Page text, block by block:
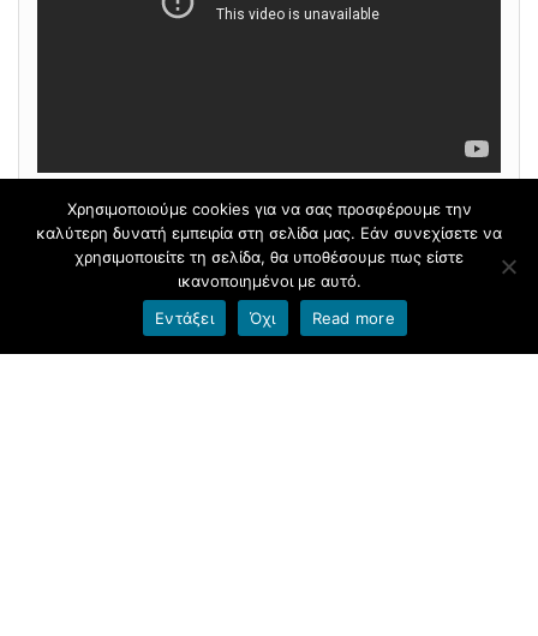
Φιλοξενείται στοblogs.sch.gr |Θέμα βασισμένο στο
Head Blog
Όροι χρήσης blogs.sch.gr|Δήλωση προσβασιμότητας
Χρησιμοποιούμε cookies για να σας προσφέρουμε την
καλύτερη δυνατή εμπειρία στη σελίδα μας. Εάν συνεχίσετε να
χρησιμοποιείτε τη σελίδα, θα υποθέσουμε πως είστε
ικανοποιημένοι με αυτό.
Εντάξει
Όχι Read more